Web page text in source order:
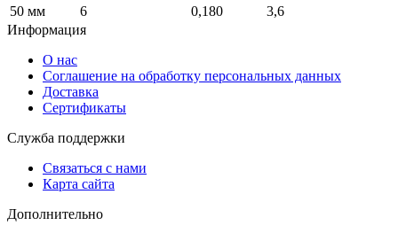
50 мм
6 0,180
3,6
Информация
О нас
Соглашение на обработку персональных данных
Доставка
Сертификаты
Служба поддержки
Связаться с нами
Карта сайта
Дополнительно